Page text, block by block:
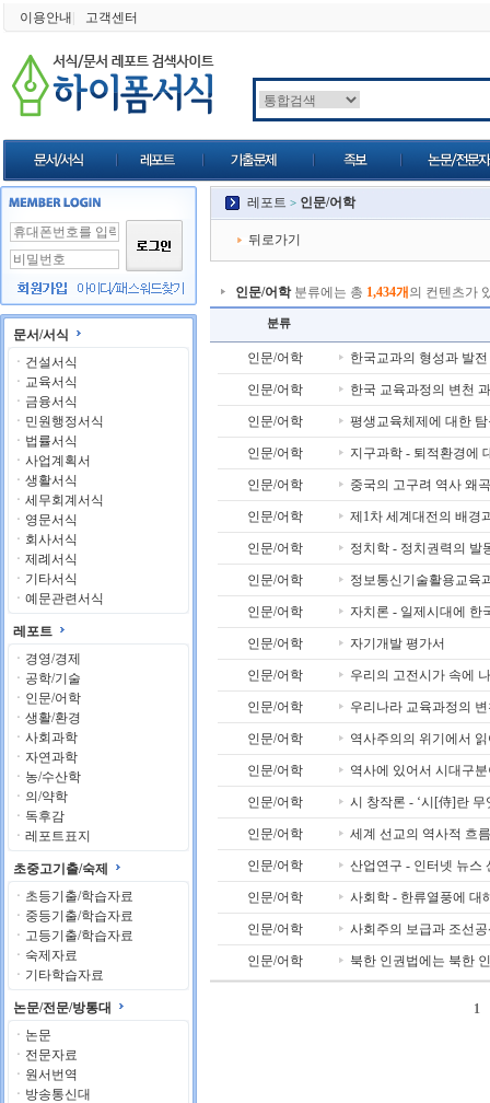
이용안내 고객센터
문서/서식
ㆍ 건설서식
ㆍ 교육서식
ㆍ 금융서식
ㆍ 민원행정서식
ㆍ 법률서식
ㆍ사업계획서
ㆍ생활서식
ㆍ세무회계서식
ㆍ 영문서식
ㆍ 회사서식
ㆍ제례서식
ㆍ 기타서식
ㆍ예문관련서식
레포트
ㆍ 경영/경제
ㆍ 공학/기술
ㆍ 인문/어학
ㆍ생활/환경
ㆍ사회과학
ㆍ 자연과학
ㆍ 농/수산학
ㆍ 의/약학
ㆍ 독후감
ㆍ레포트표지
초중고기출/숙제
ㆍ 초등기출/학습자료
ㆍ 중등기출/학습자료
ㆍ 고등기출/학습자료
ㆍ 숙제자료
ㆍ 기타학습자료
논문/전문/방통대
ㆍ 논문
ㆍ 전문자료
ㆍ 원서번역
ㆍ 방송통신대
레포트 > 인문/어학
뒤로가기
인문/어학 분류에는 총 1,434개 의 컨텐츠가
분류
인문/어학 한국교과의 형성과 발전
인문/어학 한국 교육과정의 변천
인문/어학 평생교육체제에 대한
인문/어학 지구과학 - 퇴적환경에
인문/어학 중국의 고구려 역사 왜곡
인문/어학 제1차 세계대전의 배경
인문/어학 정치학 - 정치권력의 발
인문/어학 정보통신기술활용교육
인문/어학 자치론 - 일제시대에 한
인문/어학 자기개발 평가서
인문/어학 우리의 고전시가 속에
인문/어학 우리나라 교육과정의
인문/어학 역사주의의 위기에서
인문/어학 역사에 있어서 시대구
인문/어학 시 창작론 - ‘시[侍]란 무
인문/어학 세계 선교의 역사적 흐름
인문/어학 산업연구 - 인터넷 뉴스
인문/어학 사회학 - 한류열풍에 대
인문/어학 사회주의 보급과 조선
인문/어학 북한 인권법에는 북한
1